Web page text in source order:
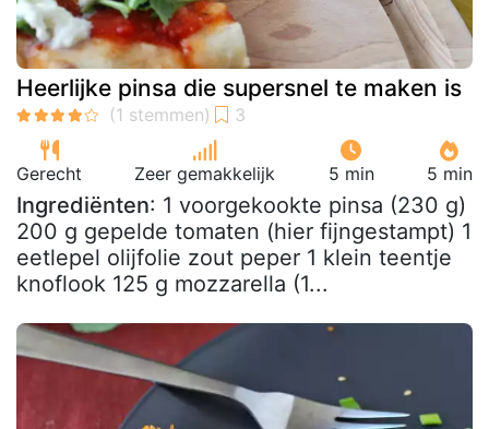
Heerlijke pinsa die supersnel te maken is
Gerecht Zeer gemakkelijk 5 min 5 min
Ingrediënten: 1 voorgekookte pinsa (230 g)
200 g gepelde tomaten (hier fijngestampt) 1
eetlepel olijfolie zout peper 1 klein teentje
knoflook 125 g mozzarella (1...